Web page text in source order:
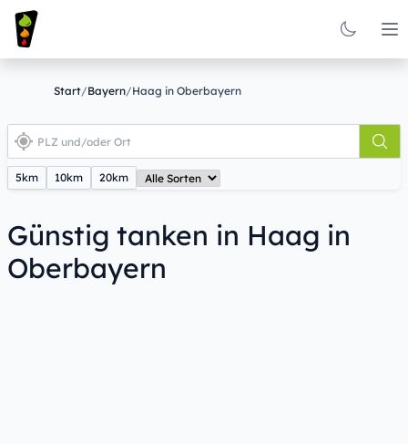
Start/Bayern/Haag in Oberbayern
5km 10km 20km
Günstig tanken in Haag in
Oberbayern